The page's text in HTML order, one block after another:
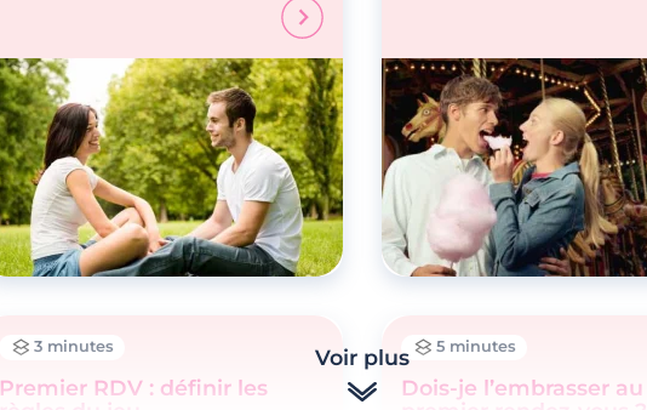
3 minutes
Premier RDV : définir les
5 minutes
Dois-je l’embrasser au
Voir plus